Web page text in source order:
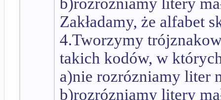
Zakładamy, że alfabet
4.Tworzymy
takich kodów, w
a)nie rozrózniamy liter
b)rozrózniamy litery